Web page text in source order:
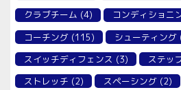
クラブチーム (4) コンディショニ
コーチング (115) シューティング
スイッチディフェンス (3) ステッ
ストレッチ (2) スペーシング (2)